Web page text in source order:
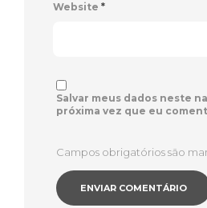
Website *
Salvar meus dados neste
próxima vez que eu
Campos obrigatórios são